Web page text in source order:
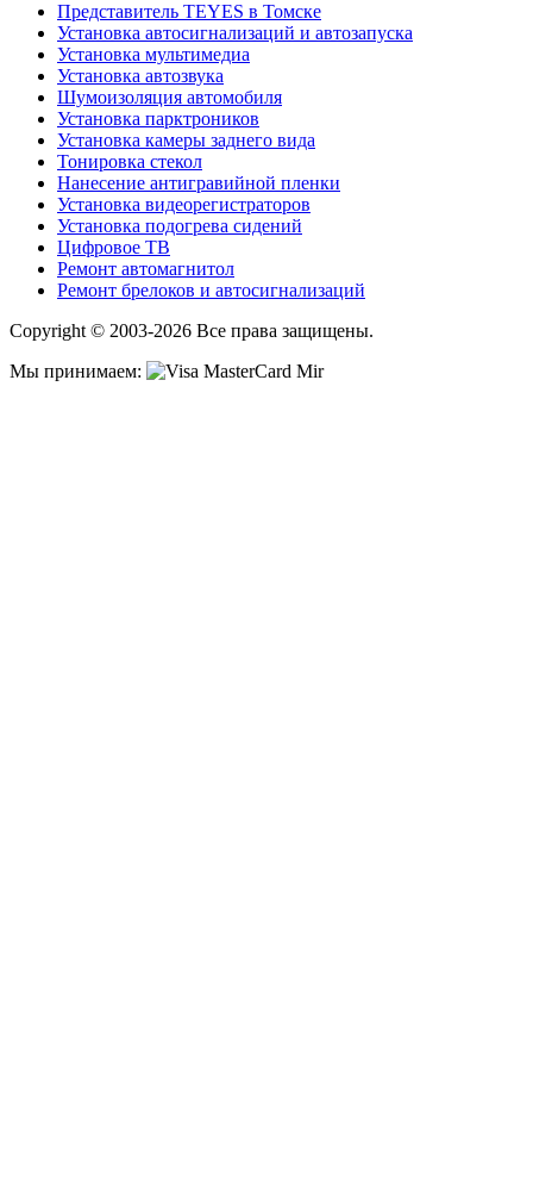
Представитель TEYES в Томске
Установка автосигнализаций и автозапуска
Установка мультимедиа
Установка автозвука
Шумоизоляция автомобиля
Установка парктроников
Установка камеры заднего вида
Тонировка стекол
Нанесение антигравийной пленки
Установка видеорегистраторов
Установка подогрева сидений
Цифровое ТВ
Ремонт автомагнитол
Ремонт брелоков и автосигнализаций
Copyright © 2003-2026 Все права защищены.
Мы принимаем: